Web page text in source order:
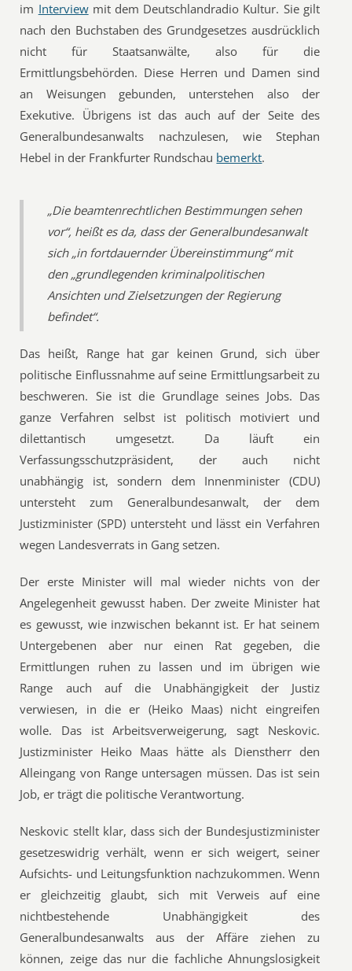
im Interviewmit dem Deutschlandradio Kultur. Sie gilt
nach den Buchstaben des Grundgesetzes ausdrücklich
nicht für Staatsanwälte, also für die
Ermittlungsbehörden. Diese Herren und Damen sind
an Weisungen gebunden, unterstehen also der
Exekutive. Übrigens ist das auch auf der Seite des
Generalbundesanwalts nachzulesen, wie Stephan
Hebel in der Frankfurter Rundschau bemerkt.
„Die beamtenrechtlichen Bestimmungen sehen
vor“, heißt es da, dass der Generalbundesanwalt
sich „in fortdauernder Übereinstimmung“ mit
den „grundlegenden kriminalpolitischen
Ansichten und Zielsetzungen der Regierung
befindet“.
Das heißt, Range hat gar keinen Grund, sich über
politische Einflussnahme auf seine Ermittlungsarbeit zu
beschweren. Sie ist die Grundlage seines Jobs. Das
ganze Verfahren selbst ist politisch motiviert und
dilettantisch umgesetzt. Da läuft ein
Verfassungsschutzpräsident, der auch nicht
unabhängig ist, sondern dem Innenminister (CDU)
untersteht zum Generalbundesanwalt, der dem
Justizminister (SPD) untersteht und lässt ein Verfahren
wegen Landesverrats in Gang setzen.
Der erste Minister will mal wieder nichts von der
Angelegenheit gewusst haben. Der zweite Minister hat
es gewusst, wie inzwischen bekannt ist. Er hat seinem
Untergebenen aber nur einen Rat gegeben, die
Ermittlungen ruhen zu lassen und im übrigen wie
Range auch auf die Unabhängigkeit der Justiz
verwiesen, in die er (Heiko Maas) nicht eingreifen
wolle. Das ist Arbeitsverweigerung, sagt Neskovic.
Justizminister Heiko Maas hätte als Dienstherr den
Alleingang von Range untersagen müssen. Das ist sein
Job, er trägt die politische Verantwortung.
Neskovic stellt klar, dass sich der Bundesjustizminister
gesetzeswidrig verhält, wenn er sich weigert, seiner
Aufsichts- und Leitungsfunktion nachzukommen. Wenn
er gleichzeitig glaubt, sich mit Verweis auf eine
nichtbestehende Unabhängigkeit des
Generalbundesanwalts aus der Affäre ziehen zu
können, zeige das nur die fachliche Ahnungslosigkeit